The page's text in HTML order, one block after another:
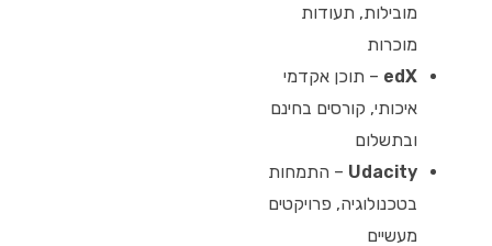
מובילות, תעודות
מוכרות
edX – תוכן אקדמי
איכותי, קורסים בחינם
ובתשלום
Udacity – התמחות
בטכנולוגיה, פרויקטים
מעשיים